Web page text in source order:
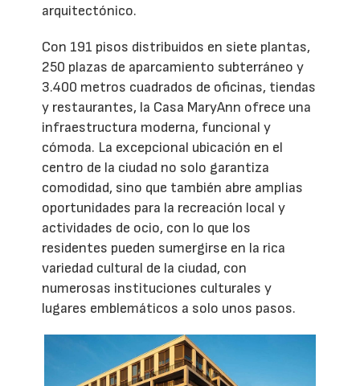
arquitectónico.
Con 191 pisos distribuidos en siete plantas,
250 plazas de aparcamiento subterráneo y
3.400 metros cuadrados de oficinas, tiendas
y restaurantes, la Casa MaryAnn ofrece una
infraestructura moderna, funcional y
cómoda. La excepcional ubicación en el
centro de la ciudad no solo garantiza
comodidad, sino que también abre amplias
oportunidades para la recreación local y
actividades de ocio, con lo que los
residentes pueden sumergirse en la rica
variedad cultural de la ciudad, con
numerosas instituciones culturales y
lugares emblemáticos a solo unos pasos.